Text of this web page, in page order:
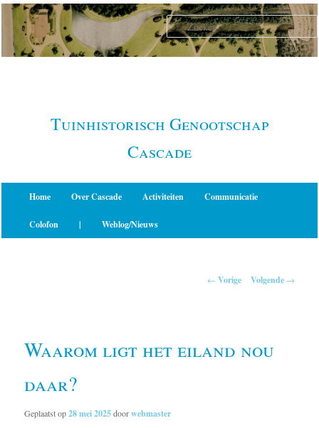
Spring
naar
primaire
Tuinhistorisch Genootschap
Cascade
Home Over Cascade Activiteiten Communicatie
Colofon | Weblog/Nieuws
← Vorige Volgende →
Waarom ligt het eiland nou
daar?
Geplaatst op28 mei 2025doorwebmaster